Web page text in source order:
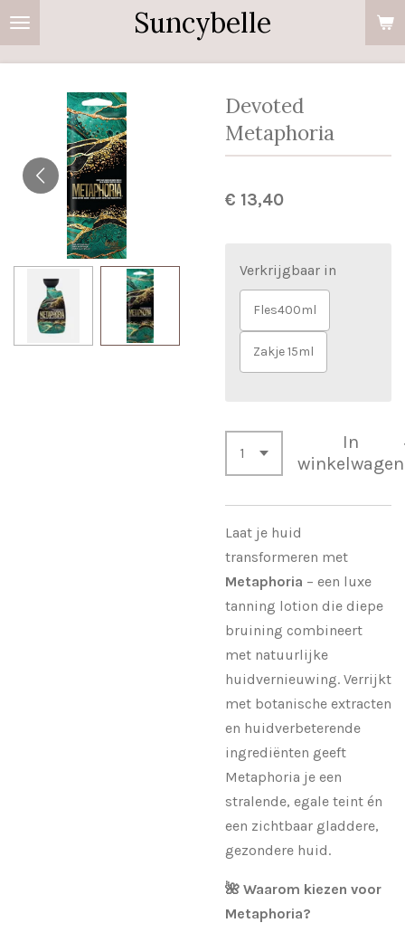
Ga
direct
hoofdinhoud
Suncybelle
Devoted
Metaphoria
€ 13,40
Verkrijgbaar in
Fles400ml
Zakje 15ml
In
winkelwagen
Laat je huid
transformeren met
Metaphoria – een luxe
tanning lotion die diepe
bruining combineert
met natuurlijke
huidvernieuwing. Verrijkt
met botanische extracten
en huidverbeterende
ingrediënten geeft
Metaphoria je een
stralende, egale teint én
een zichtbaar gladdere,
gezondere huid.
🌺 Waarom kiezen voor
Metaphoria?